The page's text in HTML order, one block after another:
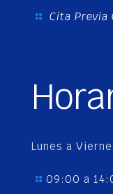
Cita Previa
Lunes a
09:00 a